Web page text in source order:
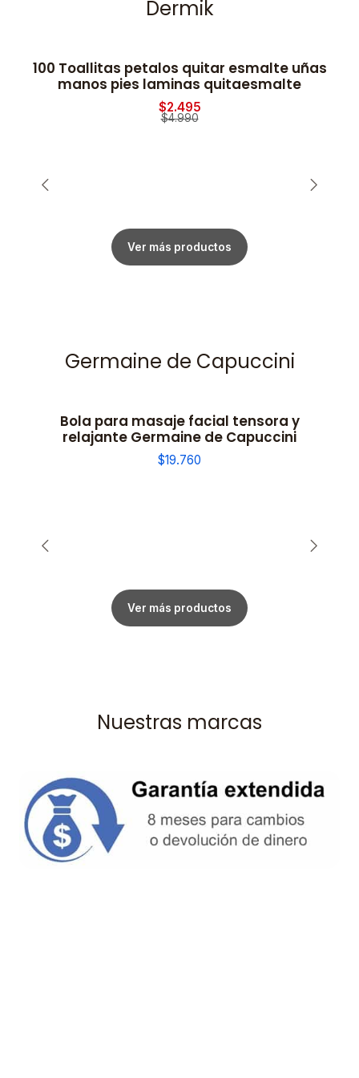
Dermik
-50% OFF
100 Toallitas petalos quitar esmalte uñas
manos pies laminas quitaesmalte
$2.495
$4.990
Ver más productos
Germaine de Capuccini
Bola para masaje facial tensora y
relajante Germaine de Capuccini
$19.760
Ver más productos
Nuestras marcas